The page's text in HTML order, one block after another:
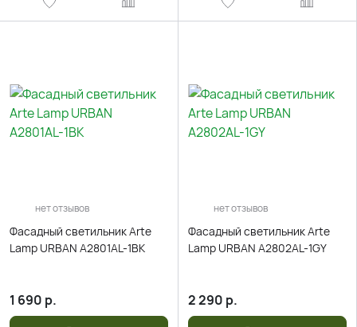
нет отзывов
Фасадный светильник Arte
Lamp URBAN A2801AL-1BK
1 690 р.
нет отзывов
Фасадный светильник Arte
Lamp URBAN A2802AL-1GY
2 290 р.